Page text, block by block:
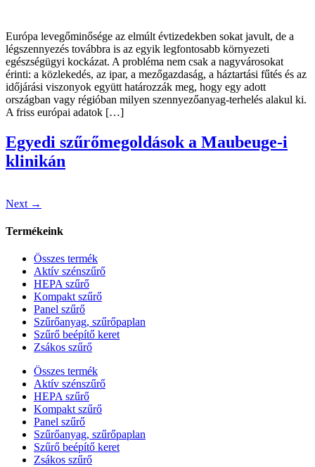
Európa levegőminősége az elmúlt évtizedekben sokat javult, de a
légszennyezés továbbra is az egyik legfontosabb környezeti
egészségügyi kockázat. A probléma nem csak a nagyvárosokat
érinti: a közlekedés, az ipar, a mezőgazdaság, a háztartási fűtés és az
időjárási viszonyok együtt határozzák meg, hogy egy adott
országban vagy régióban milyen szennyezőanyag-terhelés alakul ki.
A friss európai adatok […]
Egyedi szűrőmegoldások a Maubeuge-i
klinikán
Next →
Termékeink
Összes termék
Aktív szénszűrő
HEPA szűrő
Kompakt szűrő
Panel szűrő
Szűrőanyag, szűrőpaplan
Szűrő beépítő keret
Zsákos szűrő
Összes termék
Aktív szénszűrő
HEPA szűrő
Kompakt szűrő
Panel szűrő
Szűrőanyag, szűrőpaplan
Szűrő beépítő keret
Zsákos szűrő